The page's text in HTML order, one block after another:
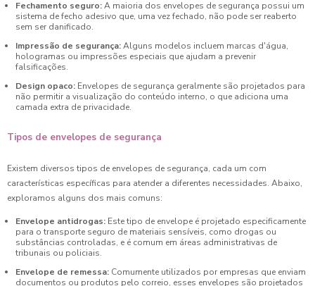
Fechamento seguro:A maioria dos envelopes de segurança possui um
sistema de fecho adesivo que, uma vez fechado, não pode ser reaberto
sem ser danificado.
Impressão de segurança:Alguns modelos incluem marcas d'água,
hologramas ou impressões especiais que ajudam a prevenir
falsificações.
Design opaco: Envelopes de segurança geralmente são projetados para
não permitir a visualização do conteúdo interno, o que adiciona uma
camada extra de privacidade.
Tipos de envelopes de segurança
Existem diversos tipos de envelopes de segurança, cada um com
características específicas para atender a diferentes necessidades. Abaixo,
exploramos alguns dos mais comuns:
Envelope antidrogas: Este tipo de envelope é projetado especificamente
para o transporte seguro de materiais sensíveis, como drogas ou
substâncias controladas, e é comum em áreas administrativas de
tribunais ou policiais.
Envelope de remessa: Comumente utilizados por empresas que enviam
documentos ou produtos pelo correio, esses envelopes são projetados